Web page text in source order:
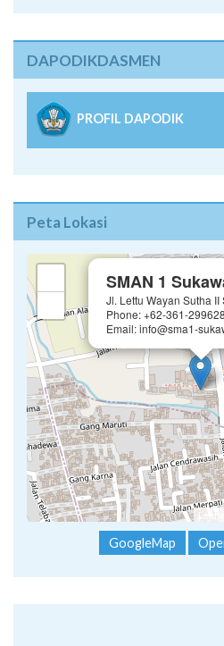
DAPODIKDASMEN
PROFIL DAPODIK
Peta Lokasi
SMAN 1
Jl. Lettu Wayan Sutha II
Phone: +62-361-299628
Email: info@sma1-
GoogleMap